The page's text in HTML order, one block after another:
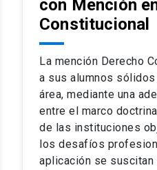
del programa hasta 8
complejo y sofisticado
de nuestros
especialmente orientado
lectivos, seminarios
en los problemas
perfeccionamiento en los
compleja de los
académico como en lo
con Mención
Constitucional
La mención Derecho
a sus alumnos
área, mediante una
entre el marco
de las instituciones
los desafíos
aplicación se suscitan